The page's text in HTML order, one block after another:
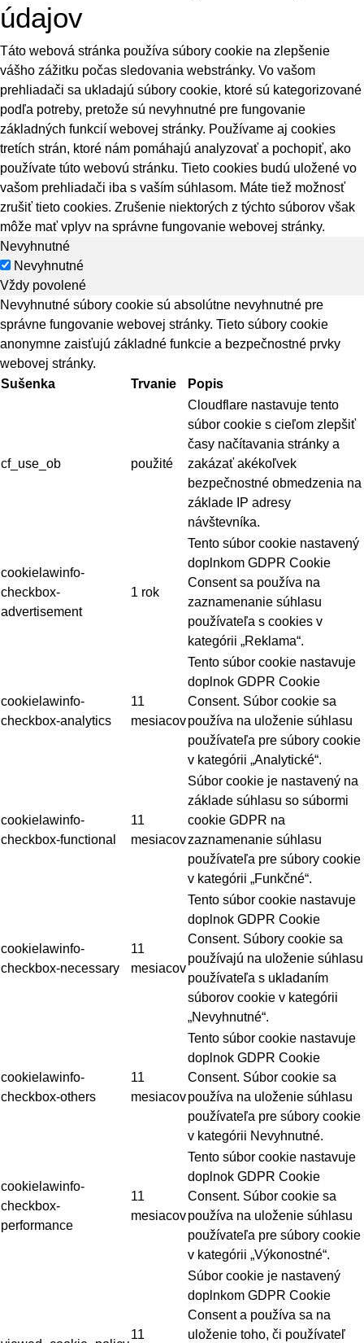
údajov
Táto webová stránka používa súbory cookie na zlepšenie
vášho zážitku počas sledovania webstránky. Vo vašom
prehliadači sa ukladajú súbory cookie, ktoré sú kategorizované
podľa potreby, pretože sú nevyhnutné pre fungovanie
základných funkcií webovej stránky. Používame aj cookies
tretích strán, ktoré nám pomáhajú analyzovať a pochopiť, ako
používate túto webovú stránku. Tieto cookies budú uložené vo
vašom prehliadači iba s vaším súhlasom. Máte tiež možnosť
zrušiť tieto cookies. Zrušenie niektorých z týchto súborov však
môže mať vplyv na správne fungovanie webovej stránky.
Nevyhnutné
Nevyhnutné
Vždy povolené
Nevyhnutné súbory cookie sú absolútne nevyhnutné pre
správne fungovanie webovej stránky. Tieto súbory cookie
anonymne zaisťujú základné funkcie a bezpečnostné prvky
webovej stránky.
Sušenka
Trvanie Popis
cf_use_ob použité
Cloudflare nastavuje tento
súbor cookie s cieľom zlepšiť
časy načítavania stránky a
zakázať akékoľvek
bezpečnostné obmedzenia na
základe IP adresy
návštevníka.
cookielawinfo-
checkbox-
advertisement
1 rok
Tento súbor cookie nastavený
doplnkom GDPR Cookie
Consent sa používa na
zaznamenanie súhlasu
používateľa s cookies v
kategórii „Reklama“.
cookielawinfo-
checkbox-analytics
11
mesiacov
Tento súbor cookie nastavuje
doplnok GDPR Cookie
Consent. Súbor cookie sa
používa na uloženie súhlasu
používateľa pre súbory cookie
v kategórii „Analytické“.
cookielawinfo-
checkbox-functional
11
mesiacov
Súbor cookie je nastavený na
základe súhlasu so súbormi
cookie GDPR na
zaznamenanie súhlasu
používateľa pre súbory cookie
v kategórii „Funkčné“.
cookielawinfo-
checkbox-necessary
11
mesiacov
Tento súbor cookie nastavuje
doplnok GDPR Cookie
Consent. Súbory cookie sa
používajú na uloženie súhlasu
používateľa s ukladaním
súborov cookie v kategórii
„Nevyhnutné“.
cookielawinfo-
checkbox-others
11
mesiacov
Tento súbor cookie nastavuje
doplnok GDPR Cookie
Consent. Súbor cookie sa
používa na uloženie súhlasu
používateľa pre súbory cookie
v kategórii Nevyhnutné.
cookielawinfo-
checkbox-
performance
11
mesiacov
Tento súbor cookie nastavuje
doplnok GDPR Cookie
Consent. Súbor cookie sa
používa na uloženie súhlasu
používateľa pre súbory cookie
v kategórii „Výkonostné“.
11
Súbor cookie je nastavený
doplnkom GDPR Cookie
Consent a používa sa na
uloženie toho, či používateľ